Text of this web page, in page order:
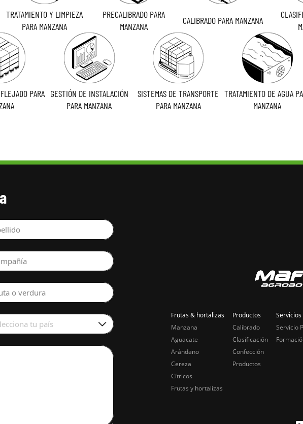
TRATAMIENTO Y LIMPIEZA
PARA MANZANA
PRECALIBRADO PARA
MANZANA
CALIBRADO PARA MANZANA
PARA GESTIÓN DE INSTALACIÓN
PARA MANZANA
SISTEMAS DE TRANSPORTE
PARA MANZANA
TRATAMIENTO DE AGUA
MANZANA
o verdura
tu país
Frutas & hortalizas
Manzana
Aguacate
Arándano
Cereza
Cítricos
Frutas y hortalizas
Productos
Calibrado
Clasificación
Confección
Productos
Servicios
Servicio